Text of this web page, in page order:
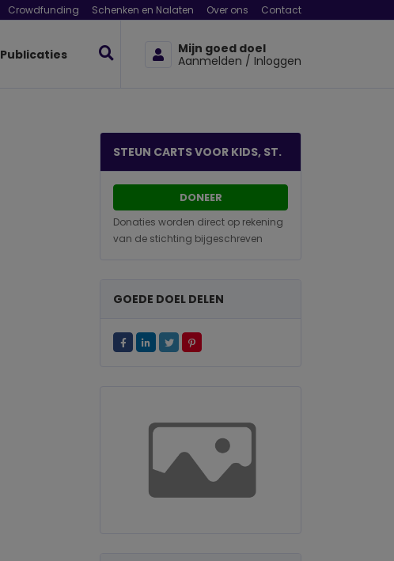
Crowdfunding Schenken en Nalaten Over ons Contact
Publicaties
Mijn goed doel
Aanmelden / Inloggen
STEUN CARTS VOOR KIDS, ST.
DONEER
Donaties worden direct op rekening
van de stichting bijgeschreven
GOEDE DOEL DELEN